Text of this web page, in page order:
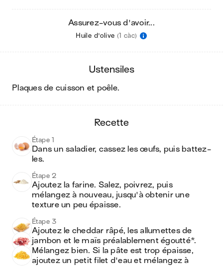
Assurez-vous d'avoir...
Huile d'olive (1 càc)
ustensiles
plaques de cuisson et poêle.
recette
Étape 1
Dans un saladier, cassez les œufs, puis battez-
les.
Étape 2
Ajoutez la farine. Salez, poivrez, puis
mélangez à nouveau, jusqu'à obtenir une
texture un peu épaisse.
Étape 3
Ajoutez le cheddar râpé, les allumettes de
jambon et le maïs préalablement égoutté*.
Mélangez bien. Si la pâte est trop épaisse,
ajoutez un petit filet d'eau et mélangez à